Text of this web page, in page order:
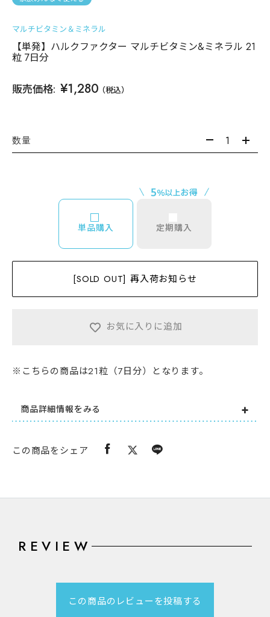
マルチビタミン＆ミネラル
【単発】ハルクファクター マルチビタミン&ミネラル 21
粒 7日分
販売価格: ¥1,280（税込）
数量
単品購入 定期購入
[SOLD OUT] 再入荷お知らせ
お気に入りに追加
※こちらの商品は21粒（7日分）となります。
商品詳細情報をみる
この商品をシェア
REVIEW
この商品のレビューを投稿する